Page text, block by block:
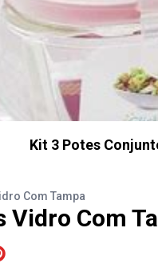
Kit 3 Potes
Com Tampa
Vidro Com